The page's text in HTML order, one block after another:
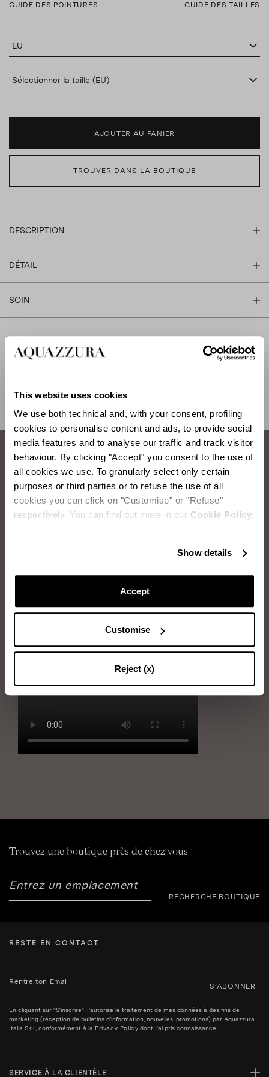
This website uses cookies
We use both technical and, with your consent, profiling
cookies to personalise content and ads, to provide social
media features and to analyse our traffic and track visitor
behaviour. By clicking "Accept" you consent to the use of
all cookies we use. To granularly select only certain
purposes or third parties or to refuse the use of all
cookies you can click on "Customise" or "Refuse"
respectively. You can find out more in our Cookie Policy.
Show details
Accept
Customise
Reject (x)
GUIDE DES POINTURES GUIDE DES TAILLES
EU
Sélectionner la taille (EU)
AJOUTER AU PANIER
TROUVER DANS LA BOUTIQUE
DESCRIPTION
DÉTAIL
SOIN
Comment prendre soin de vos chaussures
Aquazzura.
Articles dont vous aurez besoin: Eau, Éponge, Chiffon doux
circulaires pour rendre le cuir brillant et homogène.
Trouvez une boutique près de chez vous
RECHERCHE BOUTIQUE
RESTE EN CONTACT
S’ABONNER
En cliquant sur "S'inscrire", j'autorise le traitement de mes données à des fins de
marketing (réception de bulletins d'information, nouvelles, promotions) par Aquazzura
Italia S.r.l., conformément à la Privacy Policy dont j'ai pris connaissance..
SERVICE À LA CLIENTÈLE